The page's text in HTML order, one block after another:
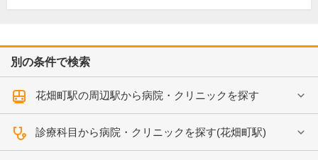
別の条件で検索
花畑町駅の周辺駅から病院・クリニックを探す
診療科目から病院・クリニックを探す(花畑町駅)